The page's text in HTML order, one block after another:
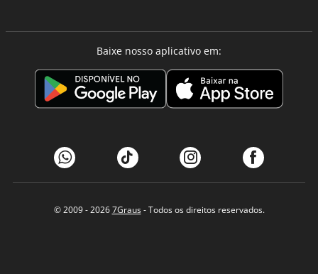
Baixe nosso aplicativo em:
© 2009 - 20267Graus- Todos os direitos reservados.